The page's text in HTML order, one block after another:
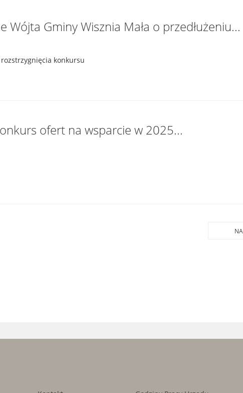
Wójta Gminy Wisznia Mała o przedłużeniu...
konkursu
ofert na wsparcie w 2025...